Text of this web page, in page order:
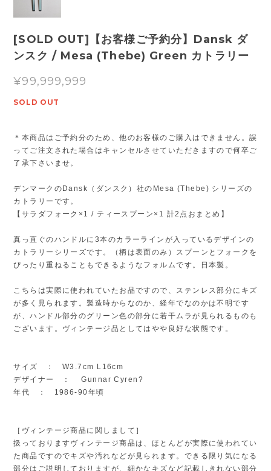
[SOLD OUT]【お客様ご予約分】Dansk ダ
ンスク / Mesa (Thebe) Green カトラリー
¥99,999,999
SOLD OUT
＊本商品はご予約分のため、他のお客様のご購入はできません。誤
ってご注文された場合はキャンセルさせていただきますので何卒ご
了承下さいませ。
デンマークのDansk（ダンスク）社のMesa (Thebe) シリーズの
カトラリーです。
【サラダフォーク×1 / ティースプーン×1 計2点おまとめ】
真っ直ぐのハンドルに3本のカラーラインが入っているデザインの
カトラリーシリーズです。（柄は表面のみ）スプーンとフォークを
ぴったり重ねることもできるようなフォルムです。日本製。
こちらは実際に使われていたお品ですので、ステンレス部分にキズ
が多く見られます。製造時からなのか、経年でなのかは不明です
が、ハンドル部分のグリーン色の部分に若干ムラが見られるものも
ございます。ヴィンテージ品としてはやや良好な状態です。
サイズ ： W3.7cm L16cm
デザイナー ： Gunnar Cyren?
年代 ： 1986-90年頃
［ヴィンテージ商品に関しまして］
扱っておりますヴィンテージ商品は、ほとんどが実際に使われてい
た商品ですのでキズや汚れなどが見られます。できる限り気になる
部分はご説明しておりますが、細かなキズなど記載しきれない部分